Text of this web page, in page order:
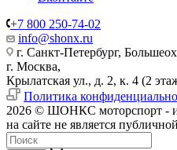
+7 800 250-74-02
info@shonx.ru
г. Санкт-Петербург,
г. Москва,
Крылатская ул., д. 2, к. 4 (2
Политика
2026 © ШОНКС моторспорт -
на сайте не является